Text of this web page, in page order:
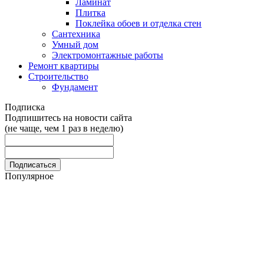
Ламинат
Плитка
Поклейка обоев и отделка стен
Сантехника
Умный дом
Электромонтажные работы
Ремонт квартиры
Строительство
Фундамент
Подписка
Подпишитесь на новости сайта
(не чаще, чем 1 раз в неделю)
Популярное